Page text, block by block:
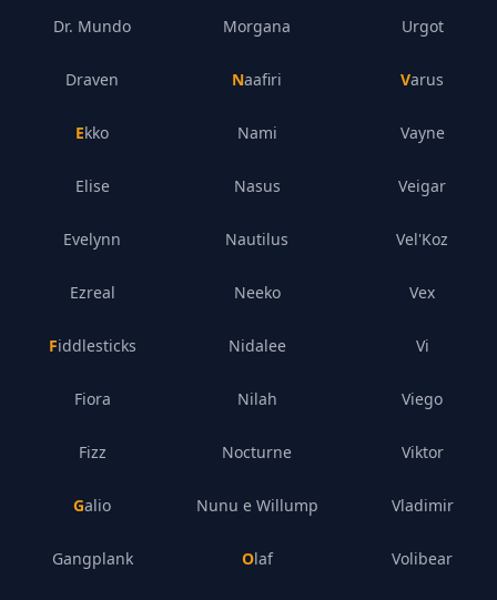
Dr. Mundo
Draven
Ekko
Elise
Evelynn
Ezreal
Fiddlesticks
Fiora
Fizz
Galio
Gangplank
Morgana
Naafiri
Nami
Nasus
Nautilus
Neeko
Nidalee
Nilah
Nocturne
Nunu e Willump
Olaf
Urgot
Varus
Vayne
Veigar
Vel'Koz
Vex
Vi
Viego
Viktor
Vladimir
Volibear